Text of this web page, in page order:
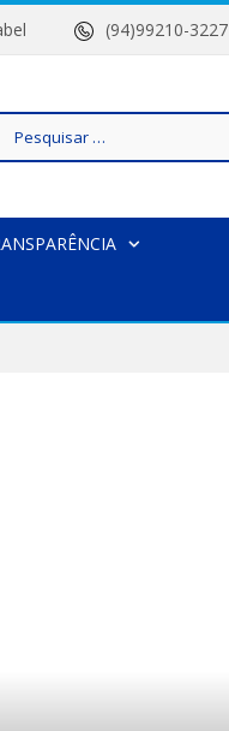
Isabel (94)99210-3227
Pesquisar